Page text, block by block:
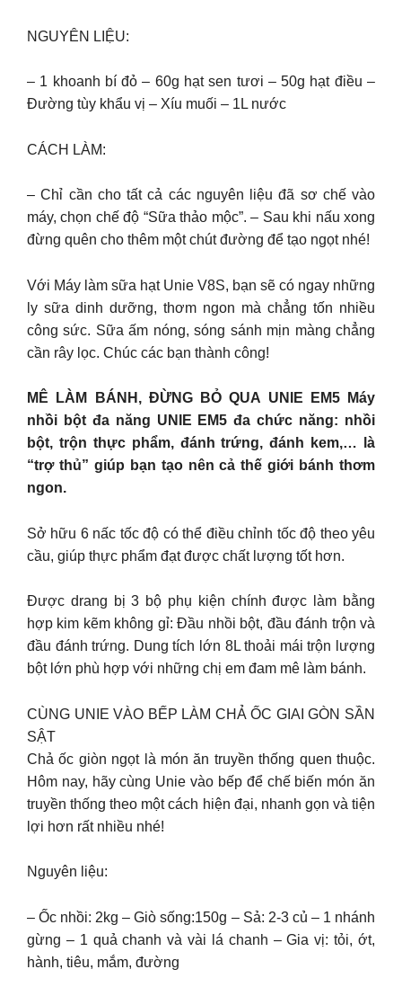
NGUYÊN LIỆU:
– 1 khoanh bí đỏ – 60g hạt sen tươi – 50g hạt điều –
Đường tùy khẩu vị – Xíu muối – 1L nước
CÁCH LÀM:
– Chỉ cần cho tất cả các nguyên liệu đã sơ chế vào
máy, chọn chế độ “Sữa thảo mộc”. – Sau khi nấu xong
đừng quên cho thêm một chút đường để tạo ngọt nhé!
Với Máy làm sữa hạt Unie V8S, bạn sẽ có ngay những
ly sữa dinh dưỡng, thơm ngon mà chẳng tốn nhiều
công sức. Sữa ấm nóng, sóng sánh mịn màng chẳng
cần rây lọc. Chúc các bạn thành công!
MÊ LÀM BÁNH, ĐỪNG BỎ QUA UNIE EM5 Máy
nhồi bột đa năng UNIE EM5 đa chức năng: nhồi
bột, trộn thực phẩm, đánh trứng, đánh kem,… là
“trợ thủ” giúp bạn tạo nên cả thế giới bánh thơm
ngon.
Sở hữu 6 nấc tốc độ có thể điều chỉnh tốc độ theo yêu
cầu, giúp thực phẩm đạt được chất lượng tốt hơn.
Được drang bị 3 bộ phụ kiện chính được làm bằng
hợp kim kẽm không gỉ: Đầu nhồi bột, đầu đánh trộn và
đầu đánh trứng. Dung tích lớn 8L thoải mái trộn lượng
bột lớn phù hợp với những chị em đam mê làm bánh.
CÙNG UNIE VÀO BẾP LÀM CHẢ ỐC GIAI GÒN SẦN
SẬT
Chả ốc giòn ngọt là món ăn truyền thống quen thuộc.
Hôm nay, hãy cùng Unie vào bếp để chế biến món ăn
truyền thống theo một cách hiện đại, nhanh gọn và tiện
lợi hơn rất nhiều nhé!
Nguyên liệu:
– Ốc nhồi: 2kg – Giò sống:150g – Sả: 2-3 củ – 1 nhánh
gừng – 1 quả chanh và vài lá chanh – Gia vị: tỏi, ớt,
hành, tiêu, mắm, đường